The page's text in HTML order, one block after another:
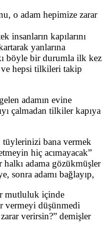
o adam hepimize zarar
insanların kapılarını
yanlarına
böyle bir durumla ilk kez
ve hepsi tilkileri takip
adamın evine
çalmadan tilkiler kapıya
bana vermek
hiç acımayacak”
halkı adama gözükmüşler
sonra adamı bağlayıp,
mutluluk içinde
vermeyi düşünmedi
verirsin?” demişler